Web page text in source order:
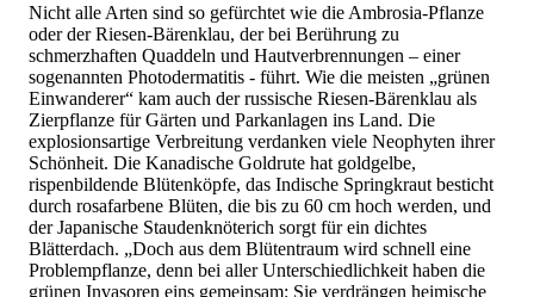
Nicht alle Arten sind so gefürchtet wie die Ambrosia-Pflanze
oder der Riesen-Bärenklau, der bei Berührung zu
schmerzhaften Quaddeln und Hautverbrennungen – einer
sogenannten Photodermatitis - führt. Wie die meisten „grünen
Einwanderer“ kam auch der russische Riesen-Bärenklau als
Zierpflanze für Gärten und Parkanlagen ins Land. Die
explosionsartige Verbreitung verdanken viele Neophyten ihrer
Schönheit. Die Kanadische Goldrute hat goldgelbe,
rispenbildende Blütenköpfe, das Indische Springkraut besticht
durch rosafarbene Blüten, die bis zu 60 cm hoch werden, und
der Japanische Staudenknöterich sorgt für ein dichtes
Blätterdach. „Doch aus dem Blütentraum wird schnell eine
Problempflanze, denn bei aller Unterschiedlichkeit haben die
grünen Invasoren eins gemeinsam: Sie verdrängen heimische